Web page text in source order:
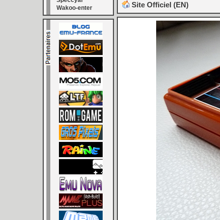
Wakoo-enter
Site Officiel (EN)